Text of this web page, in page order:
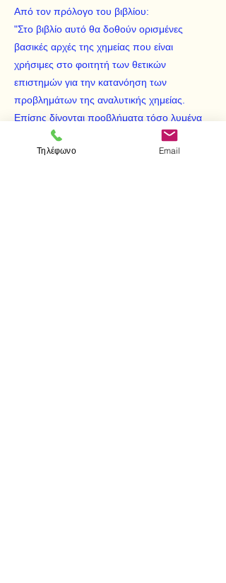
Από τον πρόλογο του βιβλίου:
"Στο βιβλίο αυτό θα δοθούν ορισμένες
βασικές αρχές της χημείας που είναι
χρήσιμες στο φοιτητή των θετικών
επιστημών για την κατανόηση των
προβλημάτων της αναλυτικής χημείας.
Επίσης δίνονται προβλήματα τόσο λυμένα
όσο και άλυτα για την εξάσκηση των
φοιτητών και για μια βαθύτερη γνώση των
Τηλέφωνο Email